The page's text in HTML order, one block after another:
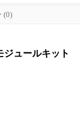
(0)
ュールキット